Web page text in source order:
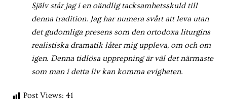
Själv står jag i en oändlig tacksamhetsskuld till
denna tradition. Jag har numera svårt att leva utan
det gudomliga presens som den ortodoxa liturgins
realistiska dramatik låter mig uppleva, om och om
igen. Denna tidlösa upprepning är väl det närmaste
som man i detta liv kan komma evigheten.
Post Views: 41